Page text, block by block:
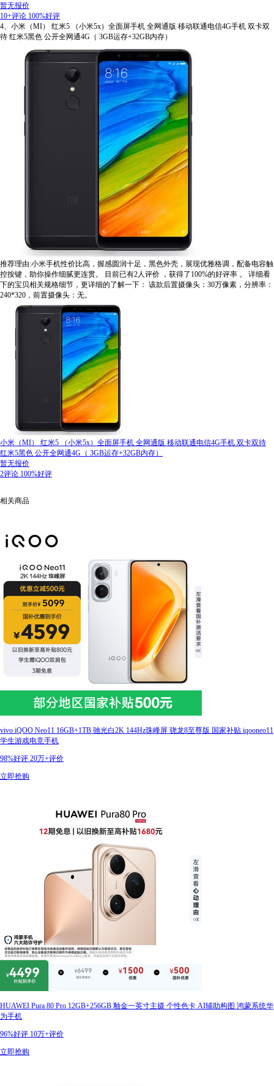
暂无报价
10+评论 100%好评
4、小米（MI） 红米5 （小米5x）全面屏手机 全网通版 移动联通电信4G手机 双卡双
待 红米5黑色 公开全网通4G（ 3GB运存+32GB内存）
推荐理由:小米手机性价比高，握感圆润十足，黑色外壳，展现优雅格调，配备电容触
控按键，助你操作细腻更连贯。
目前已有2人评价 ，获得了100%的好评率 。
详细看
下的宝贝相关规格细节，更详细的了解一下： 该款后置摄像头：30万像素，分辨率：
240*320，前置摄像头：无。
小米（MI） 红米5 （小米5x）全面屏手机 全网通版 移动联通电信4G手机 双卡双待
红米5黑色 公开全网通4G（ 3GB运存+32GB内存）
暂无报价
2评论 100%好评
相关商品
vivo iQOO Neo11 16GB+1TB 驰光白2K 144Hz珠峰屏 骁龙8至尊版 国家补贴 iqooneo11
学生游戏电竞手机
98%好评 20万+评价
立即抢购
HUAWEI Pura 80 Pro 12GB+256GB 釉金一英寸主摄 个性色卡 AI辅助构图 鸿蒙系统华
为手机
96%好评 10万+评价
立即抢购